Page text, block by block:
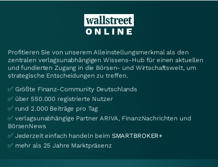
Profitieren Sie von unserem Alleinstellungsmerkmal als den
zentralen verlagsunabhängigen Wissens-Hub für einen aktuellen
und fundierten Zugang in die Börsen- und Wirtschaftswelt, um
strategische Entscheidungen zu treffen.
✅ Größte Finanz-Community Deutschlands
✅ über 550.000 registrierte Nutzer
✅ rund 2.000 Beiträge pro Tag
✅ verlagsunabhängige Partner ARIVA, FinanzNachrichten und
BörsenNews
✅ Jederzeit einfach handeln beim SMARTBROKER+
✅ mehr als 25 Jahre Marktpräsenz